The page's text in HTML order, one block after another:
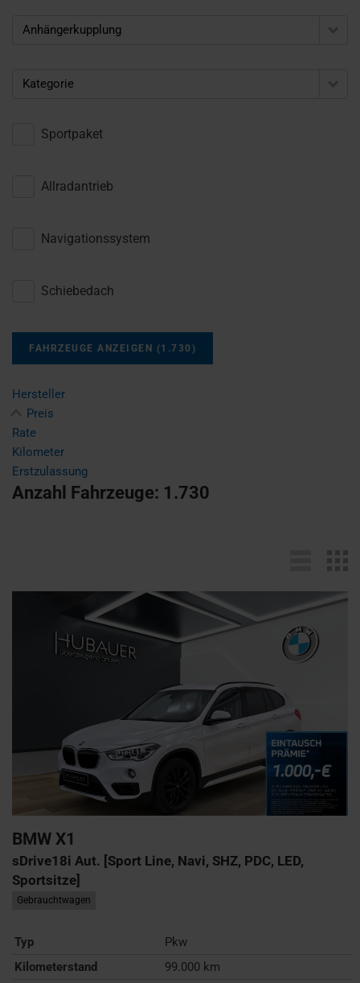
Anhängerkupplung
Kategorie
Sportpaket
Allradantrieb
Navigationssystem
Schiebedach
FAHRZEUGE ANZEIGEN (1.730 )
Hersteller
Preis
Rate
Kilometer
Erstzulassung
Anzahl Fahrzeuge: 1.730
BMW X1
sDrive18i Aut. [Sport Line, Navi, SHZ, PDC, LED,
Sportsitze]
Gebrauchtwagen
Typ
Pkw
Kilometerstand
99.000 km